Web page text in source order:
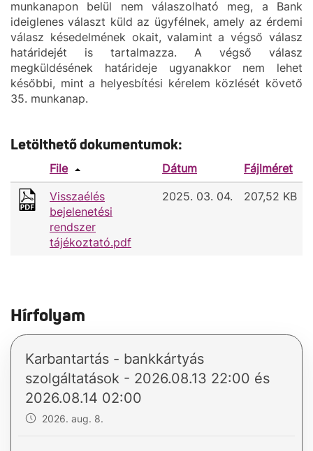
munkanapon belül nem válaszolható meg, a Bank
ideiglenes választ küld az ügyfélnek, amely az érdemi
válasz késedelmének okait, valamint a végső válasz
határidejét is tartalmazza. A végső válasz
megküldésének határideje ugyanakkor nem lehet
későbbi, mint a helyesbítési kérelem közlését követő
35. munkanap.
Letölthető dokumentumok:
File Dátum
Fájlméret
Visszaélés
bejelenetési
rendszer
tájékoztató.pdf
2025. 03. 04. 207,52 KB
Hírfolyam
Karbantartás - bankkártyás
szolgáltatások - 2026.08.13 22:00 és
2026.08.14 02:00
2026. aug. 8.